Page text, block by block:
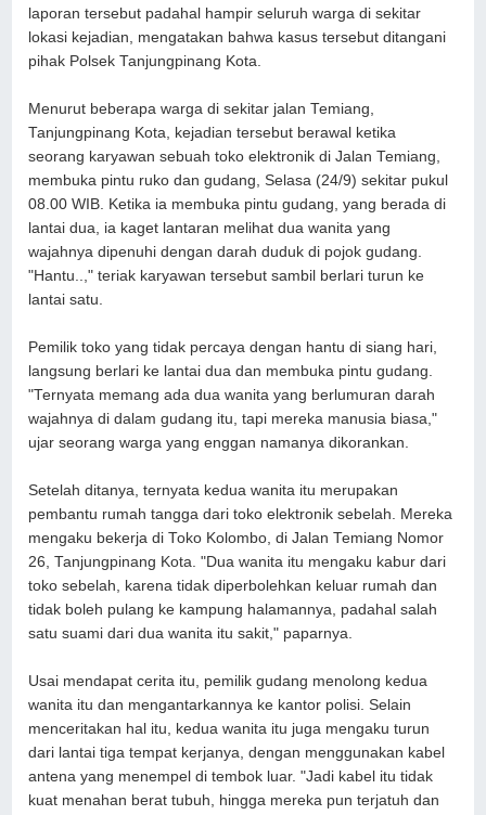
laporan tersebut padahal hampir seluruh warga di sekitar
lokasi kejadian, mengatakan bahwa kasus tersebut ditangani
pihak Polsek Tanjungpinang Kota.
Menurut beberapa warga di sekitar jalan Temiang,
Tanjungpinang Kota, kejadian tersebut berawal ketika
seorang karyawan sebuah toko elektronik di Jalan Temiang,
membuka pintu ruko dan gudang, Selasa (24/9) sekitar pukul
08.00 WIB. Ketika ia membuka pintu gudang, yang berada di
lantai dua, ia kaget lantaran melihat dua wanita yang
wajahnya dipenuhi dengan darah duduk di pojok gudang.
"Hantu..," teriak karyawan tersebut sambil berlari turun ke
lantai satu.
Pemilik toko yang tidak percaya dengan hantu di siang hari,
langsung berlari ke lantai dua dan membuka pintu gudang.
"Ternyata memang ada dua wanita yang berlumuran darah
wajahnya di dalam gudang itu, tapi mereka manusia biasa,"
ujar seorang warga yang enggan namanya dikorankan.
Setelah ditanya, ternyata kedua wanita itu merupakan
pembantu rumah tangga dari toko elektronik sebelah. Mereka
mengaku bekerja di Toko Kolombo, di Jalan Temiang Nomor
26, Tanjungpinang Kota. "Dua wanita itu mengaku kabur dari
toko sebelah, karena tidak diperbolehkan keluar rumah dan
tidak boleh pulang ke kampung halamannya, padahal salah
satu suami dari dua wanita itu sakit," paparnya.
Usai mendapat cerita itu, pemilik gudang menolong kedua
wanita itu dan mengantarkannya ke kantor polisi. Selain
menceritakan hal itu, kedua wanita itu juga mengaku turun
dari lantai tiga tempat kerjanya, dengan menggunakan kabel
antena yang menempel di tembok luar. "Jadi kabel itu tidak
kuat menahan berat tubuh, hingga mereka pun terjatuh dan